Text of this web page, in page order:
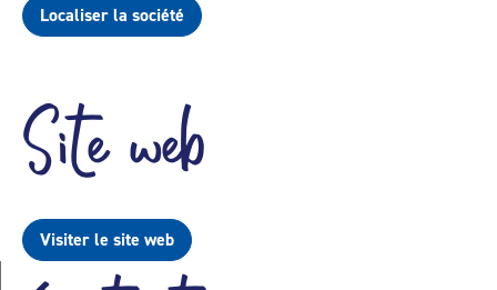
Localiser la société
Site web
Visiter le site web